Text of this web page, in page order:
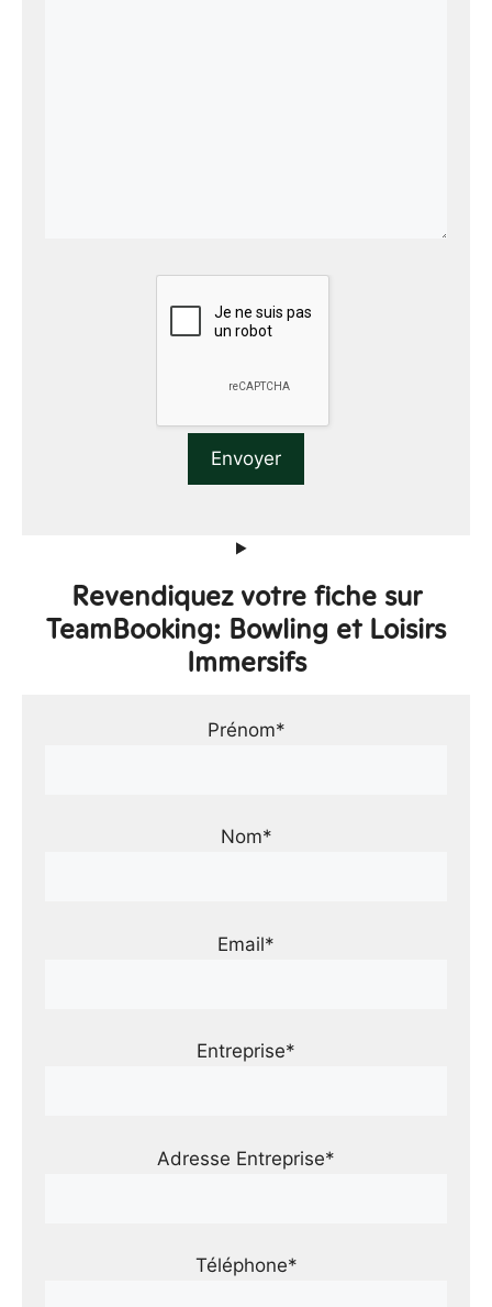
Revendiquez votre fiche sur
TeamBooking: Bowling et Loisirs
Immersifs
Prénom*
Nom*
Email*
Entreprise*
Adresse Entreprise*
Téléphone*